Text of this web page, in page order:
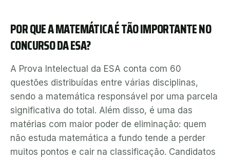
POR QUE A MATEMÁTICA É TÃO IMPORTANTE NO
CONCURSO DA ESA?
A Prova Intelectual da ESA conta com 60
questões distribuídas entre várias disciplinas,
sendo a matemática responsável por uma parcela
significativa do total. Além disso, é uma das
matérias com maior poder de eliminação: quem
não estuda matemática a fundo tende a perder
muitos pontos e cair na classificação. Candidatos